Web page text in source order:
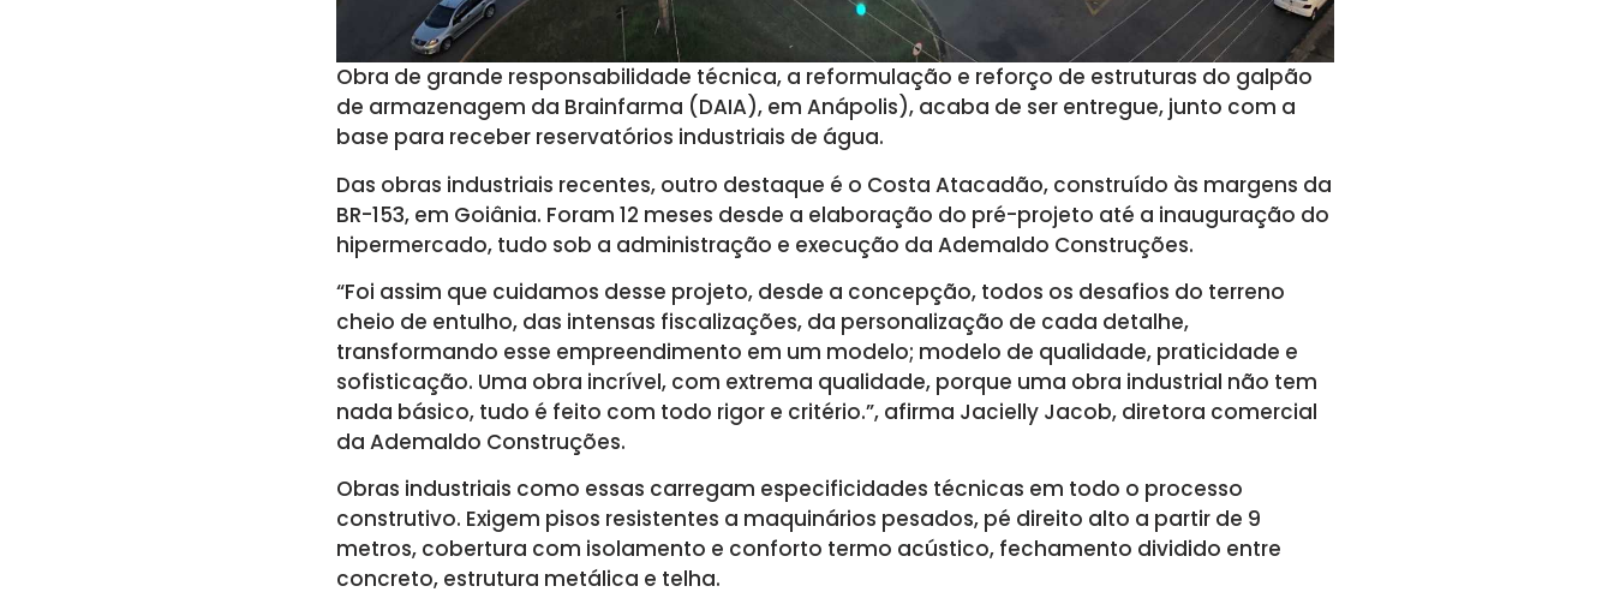
Obra de grande responsabilidade técnica, a reformulação e reforço de estruturas do galpão
de armazenagem da Brainfarma (DAIA), em Anápolis), acaba de ser entregue, junto com a
base para receber reservatórios industriais de água.
Das obras industriais recentes, outro destaque é o Costa Atacadão, construído às margens da
BR-153, em Goiânia. Foram 12 meses desde a elaboração do pré-projeto até a inauguração do
hipermercado, tudo sob a administração e execução da Ademaldo Construções.
“Foi assim que cuidamos desse projeto, desde a concepção, todos os desafios do terreno
cheio de entulho, das intensas fiscalizações, da personalização de cada detalhe,
transformando esse empreendimento em um modelo; modelo de qualidade, praticidade e
sofisticação. Uma obra incrível, com extrema qualidade, porque uma obra industrial não tem
nada básico, tudo é feito com todo rigor e critério.”, afirma Jacielly Jacob, diretora comercial
da Ademaldo Construções.
Obras industriais como essas carregam especificidades técnicas em todo o processo
construtivo. Exigem pisos resistentes a maquinários pesados, pé direito alto a partir de 9
metros, cobertura com isolamento e conforto termo acústico, fechamento dividido entre
concreto, estrutura metálica e telha.